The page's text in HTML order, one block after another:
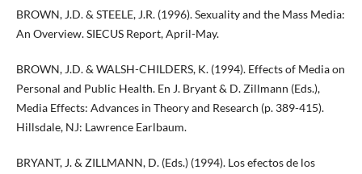
BROWN, J.D. & STEELE, J.R. (1996). Sexuality and the Mass Media:
An Overview. SIECUS Report, April-May.
BROWN, J.D. & WALSH-CHILDERS, K. (1994). Effects of Media on
Personal and Public Health. En J. Bryant & D. Zillmann (Eds.),
Media Effects: Advances in Theory and Research (p. 389-415).
Hillsdale, NJ: Lawrence Earlbaum.
BRYANT, J. & ZILLMANN, D. (Eds.) (1994). Los efectos de los